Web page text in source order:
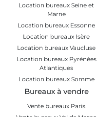
Location bureaux Seine et
Marne
Location bureaux Essonne
Location bureaux Isère
Location bureaux Vaucluse
Location bureaux Pyrénées
Atlantiques
Location bureaux Somme
Bureaux à vendre
Vente bureaux Paris